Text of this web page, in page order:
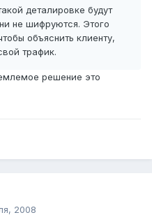
деталировке будут
не шифруются. Этого
объяснить клиенту,
трафик.
решение это
2008